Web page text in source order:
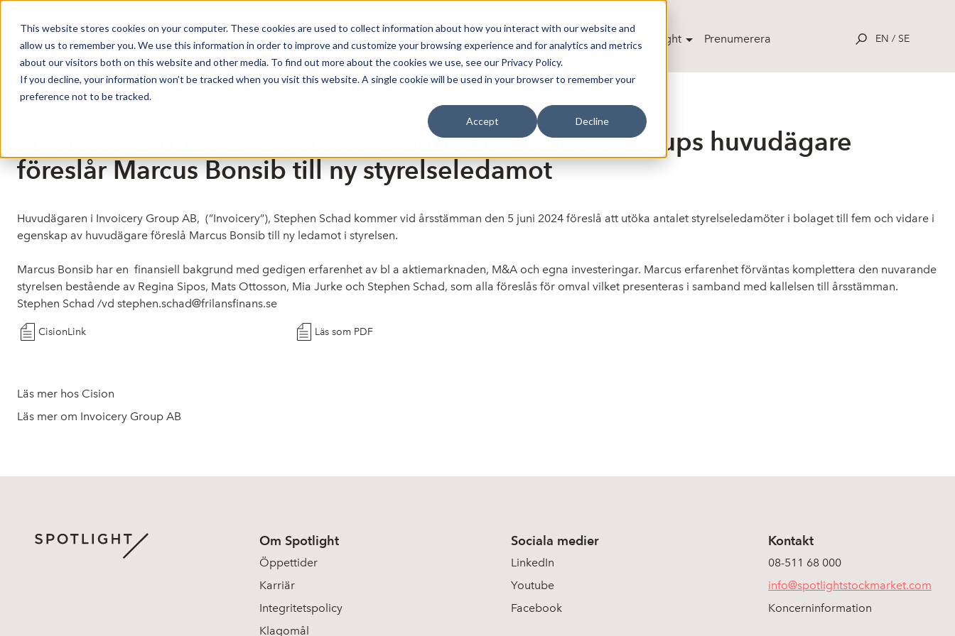
This website stores cookies on your computer. These cookies are used to collect information about how you interact with our website and
allow us to remember you. We use this information in order to improve and customize your browsing experience and for analytics and metrics
about our visitors both on this website and other media. To find out more about the cookies we use, see our Privacy Policy.
If you decline, your information won’t be tracked when you visit this website. A single cookie will be used in your browser to remember your
preference not to be tracked.
Accept Decline
Om Spotlight Prenumerera EN / SE
Press release from Companies
Invoicery Group AB: Invoicery Group AB: Invoicery Groups huvudägare
föreslår Marcus Bonsib till ny styrelseledamot
Huvudägaren i Invoicery Group AB, (”Invoicery”), Stephen Schad kommer vid årsstämman den 5 juni 2024 föreslå att utöka antalet styrelseledamöter i bolaget till fem och vidare i
egenskap av huvudägare föreslå Marcus Bonsib till ny ledamot i styrelsen.
Marcus Bonsib har en finansiell bakgrund med gedigen erfarenhet av bl a aktiemarknaden, M&A och egna investeringar. Marcus erfarenhet förväntas komplettera den nuvarande
styrelsen bestående av Regina Sipos, Mats Ottosson, Mia Jurke och Stephen Schad, som alla föreslås för omval vilket presenteras i samband med kallelsen till årsstämman.
Stephen Schad /vd stephen.schad@frilansfinans.se
CisionLink Läs som PDF
Läs mer hos Cision
Läs mer om Invoicery Group AB
Om Spotlight
Öppettider
Karriär
Integritetspolicy
Klagomål
Sociala medier
LinkedIn
Youtube
Facebook
Kontakt
08-511 68 000
info@spotlightstockmarket.com
Koncerninformation